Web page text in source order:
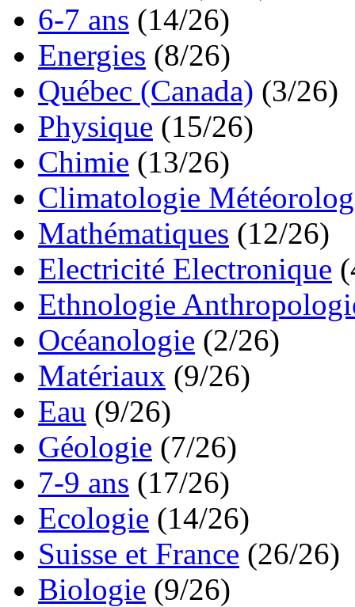
6-7 ans (14/26)
Energies (8/26)
Québec (Canada) (3/26)
Physique (15/26)
Chimie (13/26)
Climatologie
Mathématiques (12/26)
Electricité Electronique
Ethnologie
Océanologie (2/26)
Matériaux (9/26)
Eau (9/26)
Géologie (7/26)
7-9 ans (17/26)
Ecologie (14/26)
Suisse et France (26/26)
Biologie (9/26)